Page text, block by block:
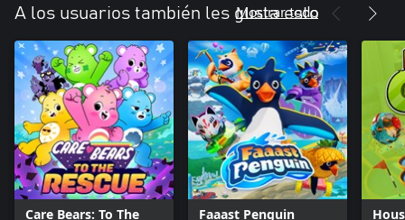
A los usuarios también les gusta esto
Mostrar todo
Care Bears: To The Faaast Penguin